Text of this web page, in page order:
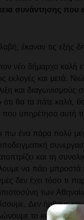
συνάντησης
έκαναν τις εξής
νέο δήμαρχο καλή
εκλογές και μετά.
και
ότι θα τα πάτε καλά,
υπηρέτησα αυτή
πω ένα πάρα πολύ
και τη
να πάει
δεν έχει τόσο τι
των
Δεν ήρθαμε
το κεφάλι,